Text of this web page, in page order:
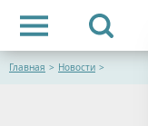
Главная > Новости >